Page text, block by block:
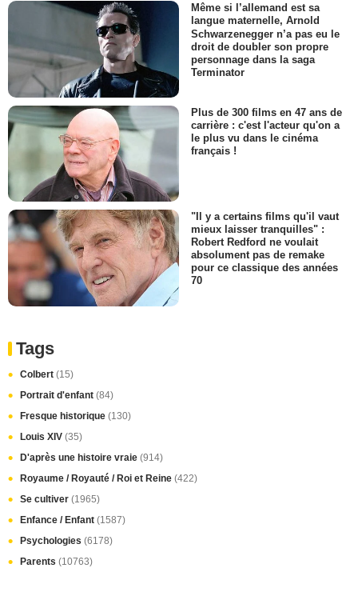
Même si l’allemand est sa
langue maternelle, Arnold
Schwarzenegger n’a pas eu le
droit de doubler son propre
personnage dans la saga
Terminator
Plus de 300 films en 47 ans de
carrière : c'est l'acteur qu'on a
le plus vu dans le cinéma
français !
"Il y a certains films qu'il vaut
mieux laisser tranquilles" :
Robert Redford ne voulait
absolument pas de remake
pour ce classique des années
70
Tags
Colbert (15)
Portrait d'enfant (84)
Fresque historique (130)
Louis XIV (35)
D'après une histoire vraie (914)
Royaume / Royauté / Roi et Reine (422)
Se cultiver (1965)
Enfance / Enfant (1587)
Psychologies (6178)
Parents (10763)